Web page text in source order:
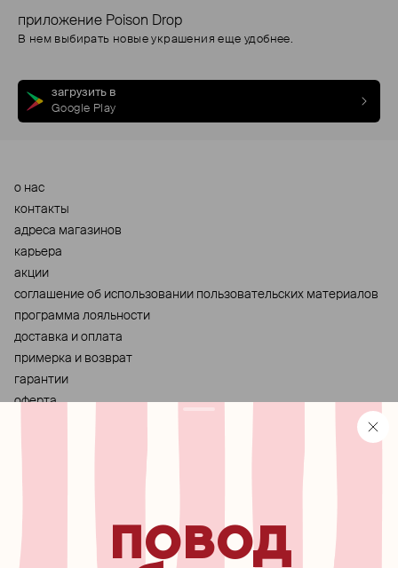
приложение Poison Drop
В нем выбирать новые украшения еще удобнее.
загрузить в
Google Play
о нас
контакты
адреса магазинов
карьера
акции
cоглашение об использовании пользовательских материалов
программа лояльности
доставка и оплата
примерка и возврат
гарантии
оферта
узнавайте первыми о
новинках, специальных
мероприятиях, скидках иповод